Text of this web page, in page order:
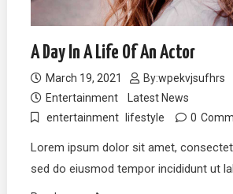
A Day In A Life Of An Actor
March 19, 2021 By:wpekvjsufhrs
Entertainment
Latest News
entertainment
lifestyle 0
Lorem ipsum dolor sit amet,
sed do eiusmod tempor incididunt ut